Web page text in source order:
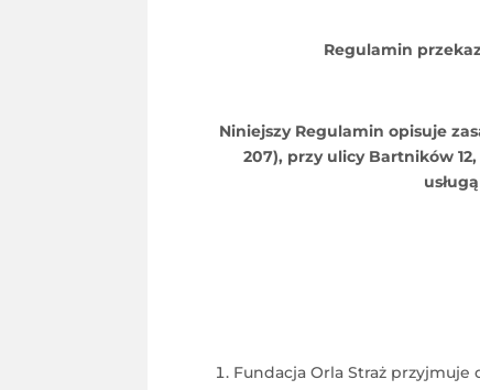
Regulamin
Niniejszy Regulamin opisuje
207), przy ulicy Bartników
Fundacja Orla Straż